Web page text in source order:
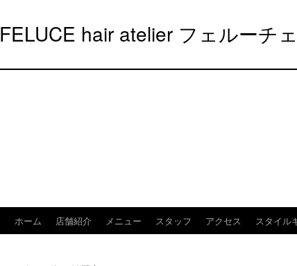
FELUCE hair atelier フェルーチェ
ホーム 店舗紹介 メニュー スタッフ アクセス スタイル